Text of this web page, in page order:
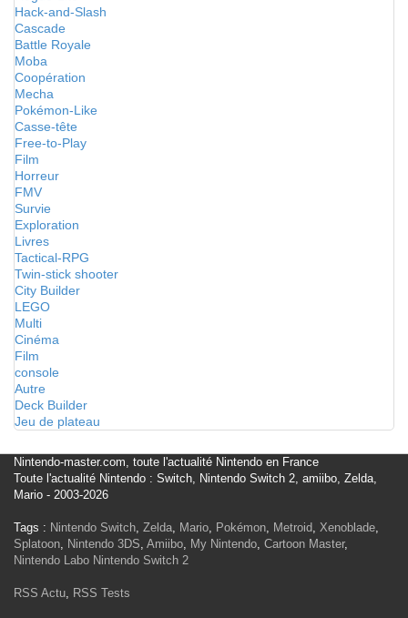
Hack-and-Slash
Cascade
Battle Royale
Moba
Coopération
Mecha
Pokémon-Like
Casse-tête
Free-to-Play
Film
Horreur
FMV
Survie
Exploration
Livres
Tactical-RPG
Twin-stick shooter
City Builder
LEGO
Multi
Cinéma
Film
console
Autre
Deck Builder
Jeu de plateau
Nintendo-master.com, toute l'actualité Nintendo en France
Toute l'actualité Nintendo : Switch, Nintendo Switch 2, amiibo, Zelda,
Mario - 2003-2026
Tags : Nintendo Switch, Zelda, Mario, Pokémon, Metroid, Xenoblade,
Splatoon, Nintendo 3DS, Amiibo, My Nintendo, Cartoon Master,
Nintendo Labo Nintendo Switch 2
RSS Actu, RSS Tests